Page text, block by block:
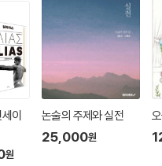
제를 두었다. 각 책은 특정 사물
상치 못한 것일 수도 있고, 유머
다. 어떤 사물이든 이 책은 각
낸다.
감성.
이
원
논술의 주제와 실전
25,000원